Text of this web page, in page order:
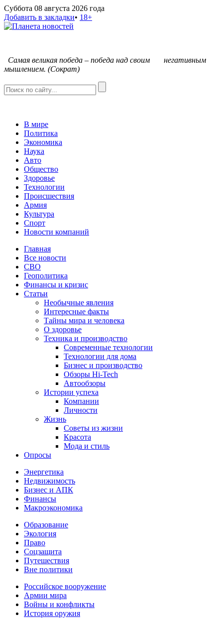
Суббота 08 августа 2026 года
Добавить в закладки• 18+
Самая великая победа – победа над своим негативным
мышлением. (Сократ)
В мире
Политика
Экономика
Наука
Авто
Общество
Здоровье
Технологии
Происшествия
Армия
Культура
Спорт
Новости компаний
Главная
Все новости
СВО
Геополитика
Финансы и кризис
Статьи
Необычные явления
Интересные факты
Тайны мира и человека
О здоровье
Техника и производство
Современные технологии
Технологии для дома
Бизнес и производство
Обзоры Hi-Tech
Автообзоры
Истории успеха
Компании
Личности
Жизнь
Советы из жизни
Красота
Мода и стиль
Опросы
Энергетика
Недвижимость
Бизнес и АПК
Финансы
Макроэкономика
Образование
Экология
Право
Соцзащита
Путешествия
Вне политики
Российское вооружение
Армии мира
Войны и конфликты
История оружия